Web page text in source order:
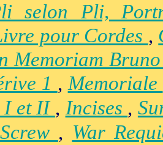
selon Pli,
pour Cordes ,
Memoriam
1 ,Memoriale
I et II , Incises ,
, War